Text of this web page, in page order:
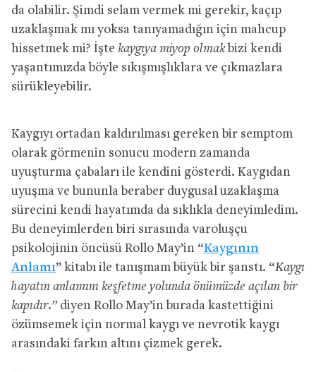
da olabilir. Şimdi selam vermek mi gerekir, kaçıp
uzaklaşmak mı yoksa tanıyamadığın için mahcup
hissetmek mi? İşte kaygıya miyop olmakbizi kendi
yaşantımızda böyle sıkışmışlıklara ve çıkmazlara
sürükleyebilir.
Kaygıyı ortadan kaldırılması gereken bir semptom
olarak görmenin sonucu modern zamanda
uyuşturma çabaları ile kendini gösterdi. Kaygıdan
uyuşma ve bununla beraber duygusal uzaklaşma
sürecini kendi hayatımda da sıklıkla deneyimledim.
Bu deneyimlerden biri sırasında varoluşçu
psikolojinin öncüsü Rollo May’in “Kaygının
Anlamı” kitabı ile tanışmam büyük bir şanstı. “Kaygı
hayatın anlamını keşfetme yolunda önümüzde açılan bir
kapıdır.” diyen Rollo May’in burada kastettiğini
özümsemek için normal kaygı ve nevrotik kaygı
arasındaki farkın altını çizmek gerek.